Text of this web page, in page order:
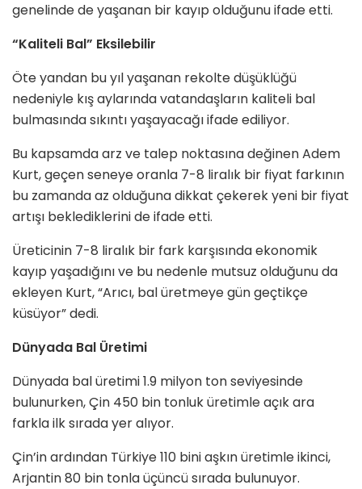
genelinde de yaşanan bir kayıp olduğunu ifade etti.
“Kaliteli Bal” Eksilebilir
Öte yandan bu yıl yaşanan rekolte düşüklüğü
nedeniyle kış aylarında vatandaşların kaliteli bal
bulmasında sıkıntı yaşayacağı ifade ediliyor.
Bu kapsamda arz ve talep noktasına değinen Adem
Kurt, geçen seneye oranla 7-8 liralık bir fiyat farkının
bu zamanda az olduğuna dikkat çekerek yeni bir fiyat
artışı beklediklerini de ifade etti.
Üreticinin 7-8 liralık bir fark karşısında ekonomik
kayıp yaşadığını ve bu nedenle mutsuz olduğunu da
ekleyen Kurt, “Arıcı, bal üretmeye gün geçtikçe
küsüyor” dedi.
Dünyada Bal Üretimi
Dünyada bal üretimi 1.9 milyon ton seviyesinde
bulunurken, Çin 450 bin tonluk üretimle açık ara
farkla ilk sırada yer alıyor.
Çin’in ardından Türkiye 110 bini aşkın üretimle ikinci,
Arjantin 80 bin tonla üçüncü sırada bulunuyor.